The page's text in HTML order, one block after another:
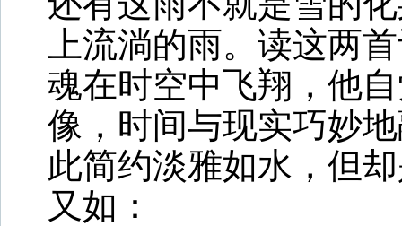
上流淌的雨。读这两
魂在时空中飞翔，他
像，时间与现实巧妙
此简约淡雅如水，但
又如：